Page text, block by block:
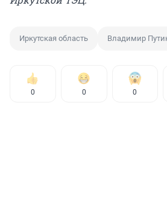
Иркутская область Владимир
0 0 0